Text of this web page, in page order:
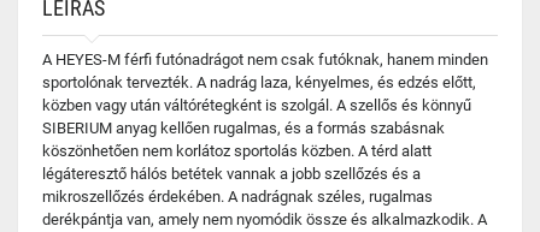
LEÍRÁS
A HEYES-M férfi futónadrágot nem csak futóknak, hanem minden
sportolónak tervezték. A nadrág laza, kényelmes, és edzés előtt,
közben vagy után váltórétegként is szolgál. A szellős és könnyű
SIBERIUM anyag kellően rugalmas, és a formás szabásnak
köszönhetően nem korlátoz sportolás közben. A térd alatt
légáteresztő hálós betétek vannak a jobb szellőzés és a
mikroszellőzés érdekében. A nadrágnak széles, rugalmas
derékpántja van, amely nem nyomódik össze és alkalmazkodik. A